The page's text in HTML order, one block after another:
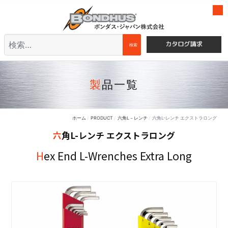
検索
検索
製品一覧
ホーム PRODUCT 六角L－レンチ 六角L-レンチ エクストラロング
六角L-レンチ エクストラロング
Hex End L-Wrenches Extra Long